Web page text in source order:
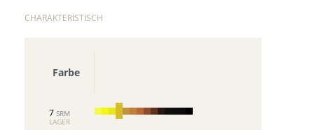
CHARAKTERISTISCH
Farbe
7 SRM
LAGER